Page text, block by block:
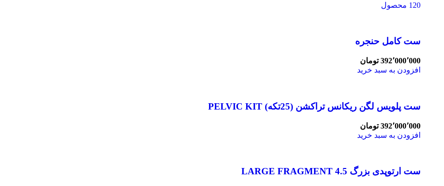
120 محصول
ست کامل حنجره
392٬000٬000 تومان
افزودن به سبد خرید
ست پلویس لگن ریکانس تراکشن (25تکه) PELVIC KIT
392٬000٬000 تومان
افزودن به سبد خرید
ست ارتوپدی بزرگ 4.5 LARGE FRAGMENT